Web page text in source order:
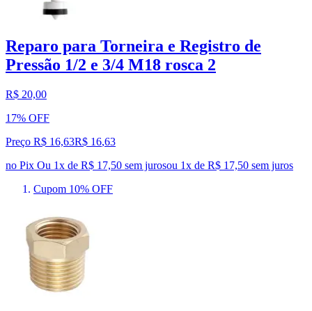
Reparo para Torneira e Registro de
Pressão 1/2 e 3/4 M18 rosca 2
R$ 20,00
17% OFF
Preço R$ 16,63R$ 16,63
no Pix Ou 1x de R$ 17,50 sem jurosou 1x de R$ 17,50 sem juros
Cupom 10% OFF